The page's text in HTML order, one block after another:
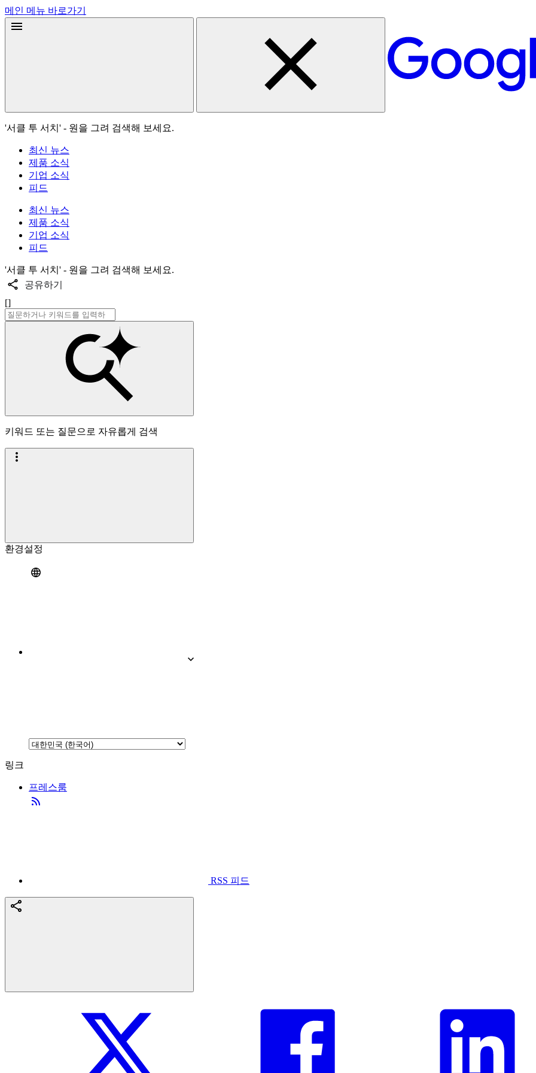
메인 메뉴 바로가기
'서클 투 서치' - 원을 그려 검색해 보세요.
최신 뉴스
제품 소식
기업 소식
피드
최신 뉴스
제품 소식
기업 소식
피드
'서클 투 서치' - 원을 그려 검색해 보세요.
공유하기
[]
키워드 또는 질문으로 자유롭게 검색
환경설정
링크
프레스룸
RSS 피드